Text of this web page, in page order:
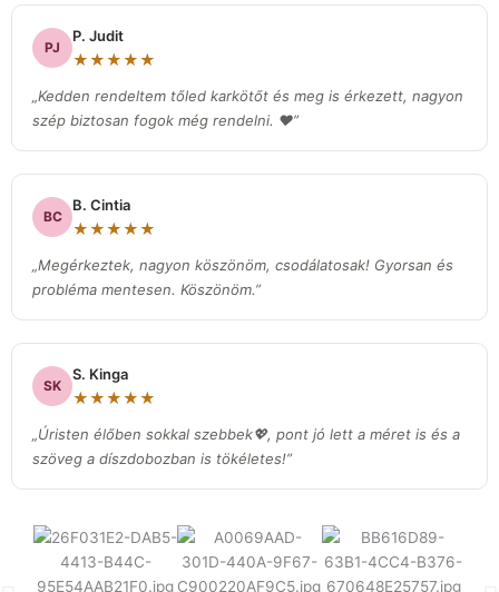
PJ
P. Judit
★★★★★
„Kedden rendeltem tőled karkötőt és meg is érkezett, nagyon
szép biztosan fogok még rendelni. ❤️”
BC
B. Cintia
★★★★★
„Megérkeztek, nagyon köszönöm, csodálatosak! Gyorsan és
probléma mentesen. Köszönöm.”
SK
S. Kinga
★★★★★
„Úristen élőben sokkal szebbek💖, pont jó lett a méret is és a
szöveg a díszdobozban is tökéletes!”